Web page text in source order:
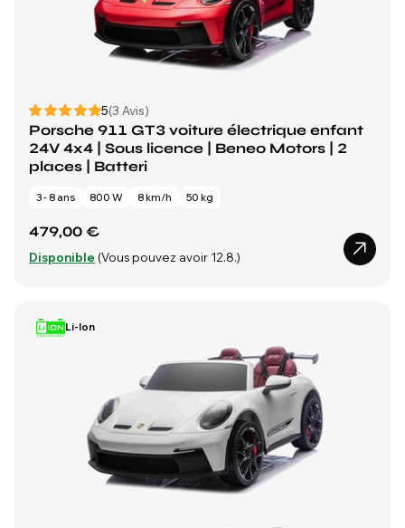
5(3 Avis)
Porsche 911 GT3 voiture électrique enfant
24V 4x4 | Sous licence | Beneo Motors | 2
places | Batteri
3 - 8 ans 800 W 8 km/h 50 kg
479,00 €
Disponible (Vous pouvez avoir 12.8.)
Li-Ion